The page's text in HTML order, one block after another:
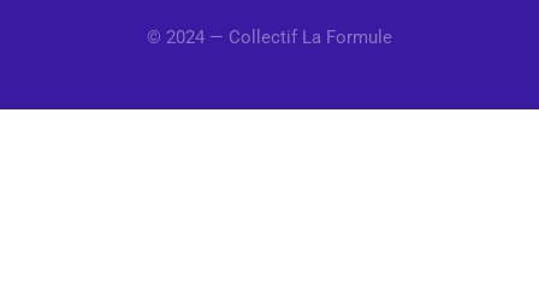
© 2024 — Collectif La Formule